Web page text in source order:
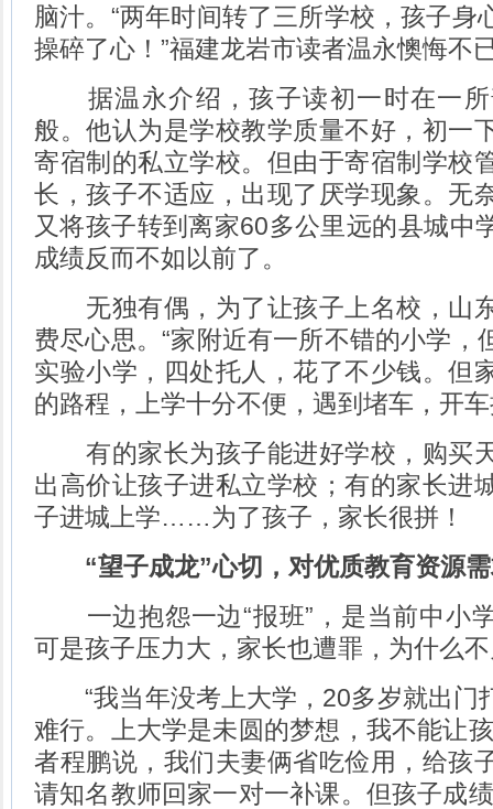
脑汁。“两年时间转了三所学校，孩子身
操碎了心！”福建龙岩市读者温永懊悔不
据温永介绍，孩子读初一时在一所
般。他认为是学校教学质量不好，初一
寄宿制的私立学校。但由于寄宿制学校
长，孩子不适应，出现了厌学现象。无
又将孩子转到离家60多公里远的县城中
成绩反而不如以前了。
无独有偶，为了让孩子上名校，山
费尽心思。“家附近有一所不错的小学，
实验小学，四处托人，花了不少钱。但
的路程，上学十分不便，遇到堵车，开
有的家长为孩子能进好学校，购买
出高价让孩子进私立学校；有的家长进
子进城上学……为了孩子，家长很拼！
“望子成龙”心切，对优质教育资源
一边抱怨一边“报班”，是当前中小
可是孩子压力大，家长也遭罪，为什么不
“我当年没考上大学，20多岁就出门
难行。上大学是未圆的梦想，我不能让
者程鹏说，我们夫妻俩省吃俭用，给孩
请知名教师回家一对一补课。但孩子成